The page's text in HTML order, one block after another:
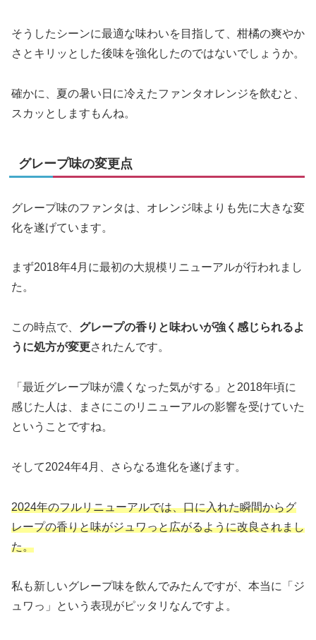
そうしたシーンに最適な味わいを目指して、柑橘の爽やか
さとキリッとした後味を強化したのではないでしょうか。
確かに、夏の暑い日に冷えたファンタオレンジを飲むと、
スカッとしますもんね。
グレープ味の変更点
グレープ味のファンタは、オレンジ味よりも先に大きな変
化を遂げています。
まず2018年4月に最初の大規模リニューアルが行われまし
た。
この時点で、 グレープの香りと味わいが強く感じられるよ
うに処方が変更されたんです。
「最近グレープ味が濃くなった気がする」と2018年頃に
感じた人は、まさにこのリニューアルの影響を受けていた
ということですね。
そして2024年4月、さらなる進化を遂げます。
2024年のフルリニューアルでは、口に入れた瞬間からグ
レープの香りと味がジュワっと広がるように改良されまし
た。
私も新しいグレープ味を飲んでみたんですが、本当に「ジ
ュワっ」という表現がピッタリなんですよ。